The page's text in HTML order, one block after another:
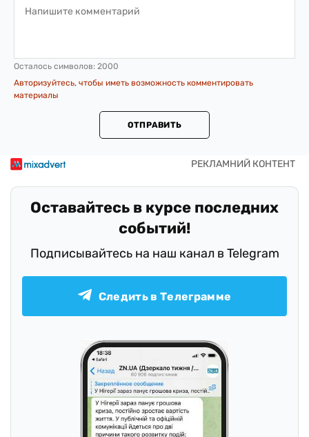
Осталось символов: 2000
Авторизуйтесь, чтобы иметь возможность комментировать
материалы
ОТПРАВИТЬ
Оставайтесь в курсе последних
событий!
Подписывайтесь на наш канал в Telegram
Следить в Телеграмме